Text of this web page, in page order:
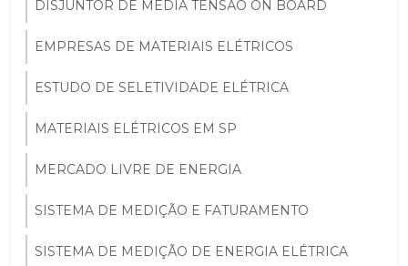
DISJUNTOR DE MEDIA TENSÃO ON BOARD
EMPRESAS DE MATERIAIS ELÉTRICOS
ESTUDO DE SELETIVIDADE ELÉTRICA
MATERIAIS ELÉTRICOS EM SP
MERCADO LIVRE DE ENERGIA
SISTEMA DE MEDIÇÃO E FATURAMENTO
SISTEMA DE MEDIÇÃO DE ENERGIA ELÉTRICA